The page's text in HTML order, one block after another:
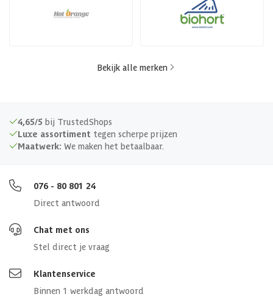
Bekijk alle merken
4,65/5 bij TrustedShops
Luxe assortiment tegen scherpe prijzen
Maatwerk: We maken het betaalbaar.
076 - 80 801 24
Direct antwoord
Chat met ons
Stel direct je vraag
Klantenservice
Binnen 1 werkdag antwoord